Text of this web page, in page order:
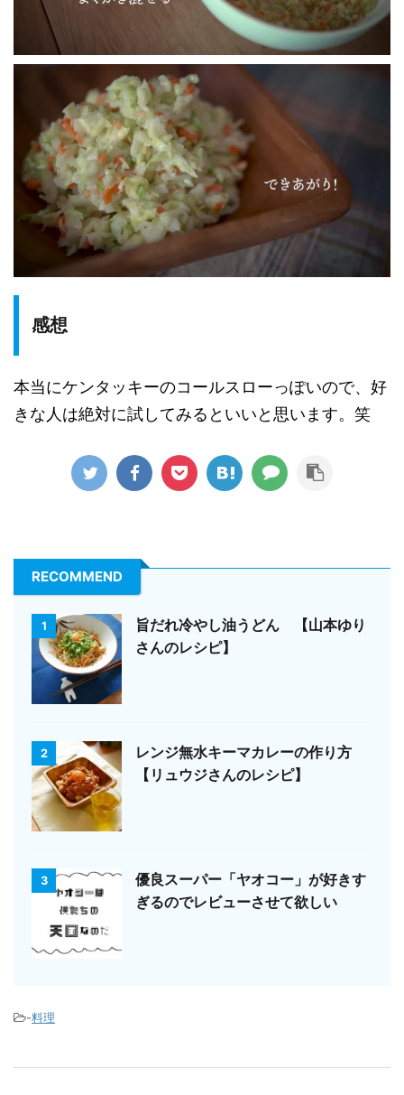
感想
本当にケンタッキーのコールスローっぽいので、好
きな人は絶対に試してみるといいと思います。笑
RECOMMEND
1
旨だれ冷やし油うどん 【山本ゆり
さんのレシピ】
2
レンジ無水キーマカレーの作り方
【リュウジさんのレシピ】
3
優良スーパー「ヤオコー」が好きす
ぎるのでレビューさせて欲しい
-料理